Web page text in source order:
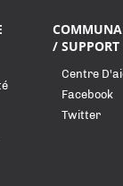
/ SUPPORT
Centre
Facebook
Twitter